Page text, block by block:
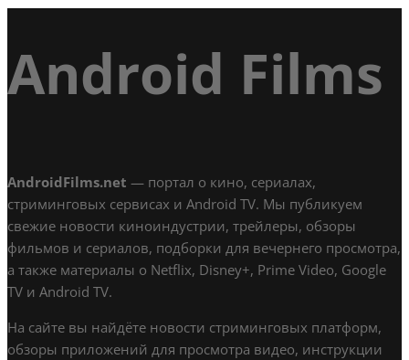
Android Films
AndroidFilms.net — портал о кино, сериалах,
стриминговых сервисах и Android TV. Мы публикуем
свежие новости киноиндустрии, трейлеры, обзоры
фильмов и сериалов, подборки для вечернего просмотра,
а также материалы о Netflix, Disney+, Prime Video, Google
TV и Android TV.
На сайте вы найдёте новости стриминговых платформ,
обзоры приложений для просмотра видео, инструкции